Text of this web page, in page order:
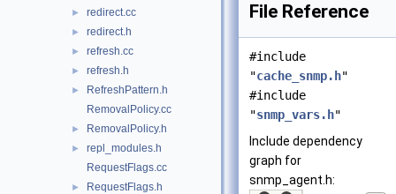
► redirect.cc
► redirect.h
► refresh.cc
► refresh.h
►
RefreshPattern.h
RemovalPolicy.cc
► RemovalPolicy.h
►
repl_modules.h
RequestFlags.cc
► RequestFlags.h
File Reference
#include
"cache_snmp.h"
#include
"snmp_vars.h"
Include dependency
graph for
snmp_agent.h: